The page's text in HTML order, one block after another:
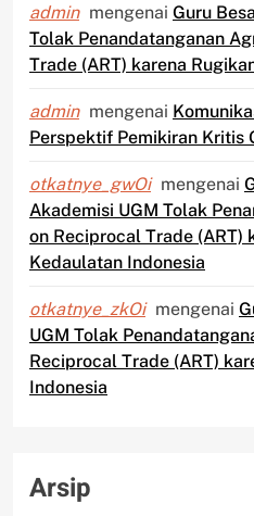
admin mengenai Guru
Tolak Penandatanganan
Trade (ART) karena
admin mengenai
Perspektif Pemikiran Kritis
otkatnye_gwOi mengenai
Akademisi UGM Tolak
on Reciprocal Trade (ART)
Kedaulatan Indonesia
otkatnye_zkOi mengenai
UGM Tolak
Reciprocal Trade (ART)
Indonesia
Arsip